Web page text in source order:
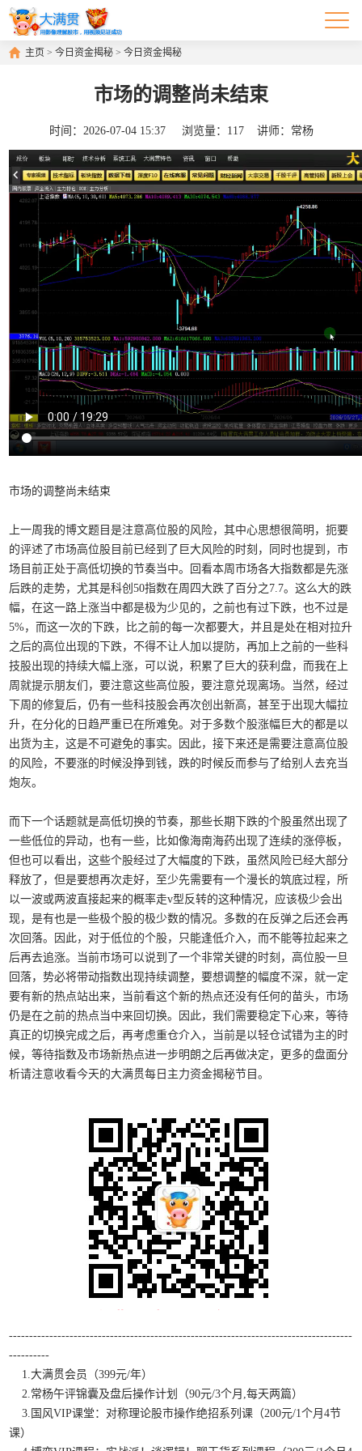
主页 >今日资金揭秘 >今日资金揭秘
市场的调整尚未结束
时间： 2026-07-04 15:37浏览量： 117讲师： 常杨
市场的调整尚未结束
上一周我的博文题目是注意高位股的风险，其中心思想很简明，扼要
的评述了市场高位股目前已经到了巨大风险的时刻，同时也提到，市
场目前正处于高低切换的节奏当中。回看本周市场各大指数都是先涨
后跌的走势，尤其是科创50指数在周四大跌了百分之7.7。这么大的跌
幅，在这一路上涨当中都是极为少见的，之前也有过下跌，也不过是
5%，而这一次的下跌，比之前的每一次都要大，并且是处在相对拉升
之后的高位出现的下跌，不得不让人加以提防，再加上之前的一些科
技股出现的持续大幅上涨，可以说，积累了巨大的获利盘，而我在上
周就提示朋友们，要注意这些高位股，要注意兑现离场。当然，经过
下周的修复后，仍有一些科技股会再次创出新高，甚至于出现大幅拉
升，在分化的日趋严重已在所难免。对于多数个股涨幅巨大的都是以
出货为主，这是不可避免的事实。因此，接下来还是需要注意高位股
的风险，不要涨的时候没挣到钱，跌的时候反而参与了给别人去充当
炮灰。
而下一个话题就是高低切换的节奏，那些长期下跌的个股虽然出现了
一些低位的异动，也有一些，比如像海南海药出现了连续的涨停板，
但也可以看出，这些个股经过了大幅度的下跌，虽然风险已经大部分
释放了，但是要想再次走好，至少先需要有一个漫长的筑底过程，所
以一波或两波直接起来的概率走v型反转的这种情况，应该极少会出
现，是有也是一些极个股的极少数的情况。多数的在反弹之后还会再
次回落。因此，对于低位的个股，只能逢低介入，而不能等拉起来之
后再去追涨。当前市场可以说到了一个非常关键的时刻，高位股一旦
回落，势必将带动指数出现持续调整，要想调整的幅度不深，就一定
要有新的热点站出来，当前看这个新的热点还没有任何的苗头，市场
仍是在之前的热点当中来回切换。因此，我们需要稳定下心来，等待
真正的切换完成之后，再考虑重仓介入，当前是以轻仓试错为主的时
候，等待指数及市场新热点进一步明朗之后再做决定，更多的盘面分
析请注意收看今天的大满贯每日主力资金揭秘节目。
-------------------------------------------------------------------------------------
----------
1.大满贯会员（399元/年）
2.常杨午评锦囊及盘后操作计划（90元/3个月,每天两篇）
3.国风VIP课堂：对称理论股市操作绝招系列课（200元/1个月4节
课）